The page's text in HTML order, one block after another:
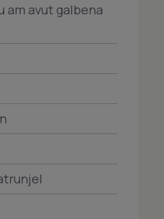
am avut galbena